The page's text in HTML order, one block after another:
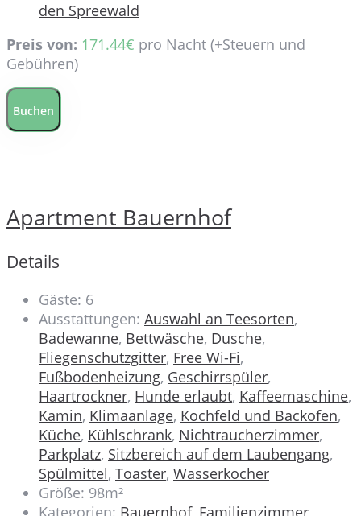
den Spreewald
Preis von: 171.44€ pro Nacht (+Steuern und
Gebühren)
Buchen
Apartment Bauernhof
Details
Gäste: 6
Ausstattungen: Auswahl an Teesorten,
Badewanne, Bettwäsche, Dusche,
Fliegenschutzgitter, Free Wi-Fi,
Fußbodenheizung, Geschirrspüler,
Haartrockner, Hunde erlaubt, Kaffeemaschine,
Kamin, Klimaanlage, Kochfeld und Backofen,
Küche, Kühlschrank, Nichtraucherzimmer,
Parkplatz, Sitzbereich auf dem Laubengang,
Spülmittel, Toaster, Wasserkocher
Größe: 98m²